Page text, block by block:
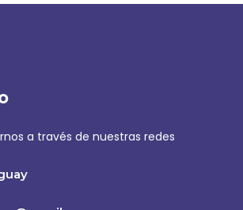
a través de nuestras redes